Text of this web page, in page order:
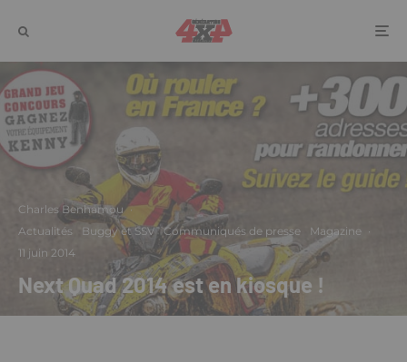
Charles Benhamou ·
Actualités
Buggy et SSV Communiqués de presse Magazine ·
11 juin 2014
Next Quad 2014 est en kiosque !